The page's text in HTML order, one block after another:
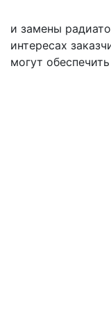
и замены
интересах
могут